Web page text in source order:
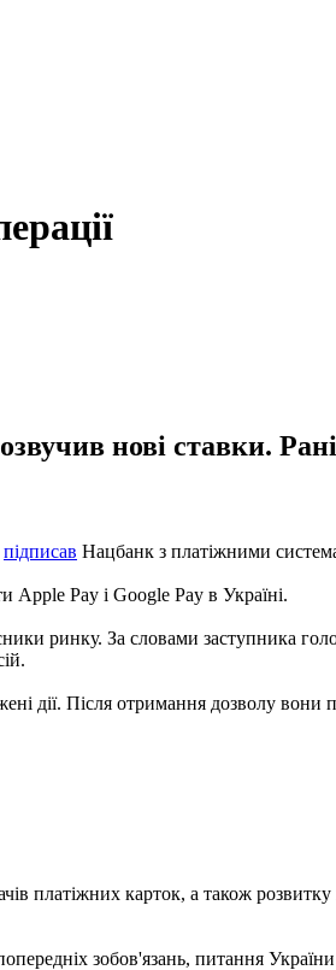
нові ставки.
підписав Нацбанк з платіжними
Apple Pay і Google Pay в Україні.
ринку. За словами заступника
дії. Після отримання дозволу вони
платіжних карток, а також
зобов'язань, питання